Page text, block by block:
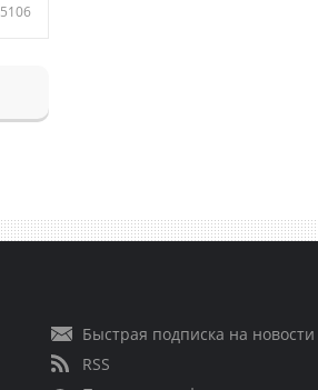
5106
Быстрая подписка на новости
RSS